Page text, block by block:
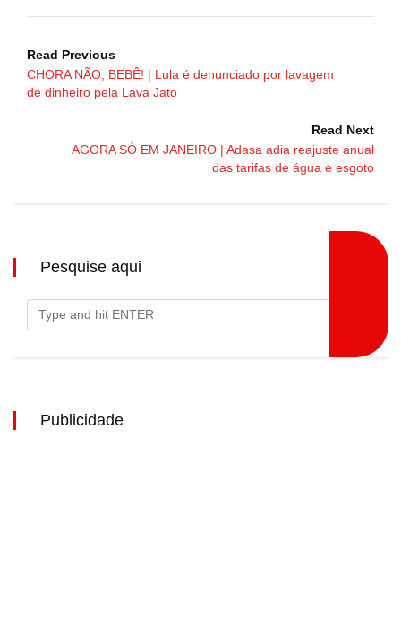
Read Previous
CHORA NÃO, BEBÊ! | Lula é denunciado por lavagem
de dinheiro pela Lava Jato
Read Next
AGORA SÓ EM JANEIRO | Adasa adia reajuste anual
das tarifas de água e esgoto
Pesquise aqui
Publicidade